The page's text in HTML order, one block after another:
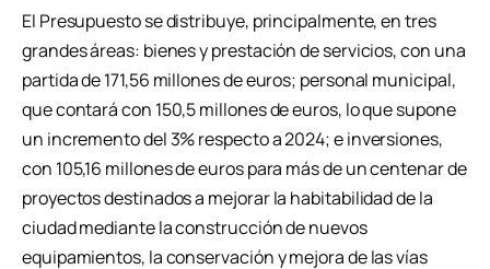
El Presupuesto se distribuye, principalmente, en tres
grandes áreas: bienes y prestación de servicios, con una
partida de 171,56 millones de euros; personal municipal,
que contará con 150,5 millones de euros, lo que supone
un incremento del 3% respecto a 2024; e inversiones,
con 105,16 millones de euros para más de un centenar de
proyectos destinados a mejorar la habitabilidad de la
ciudad mediante la construcción de nuevos
equipamientos, la conservación y mejora de las vías